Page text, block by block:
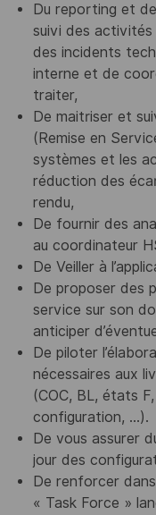
Du reporting et
suivi des
des incidents
interne et de
traiter,
De maitriser et
(Remise en
systèmes et les
réduction des
rendu,
De fournir des
au coordinateur
De Veiller à
De proposer des
service sur son
anticiper
De piloter
nécessaires aux
(COC, BL, états
configuration, …).
De vous assurer
jour des
De renforcer
« Task Force »